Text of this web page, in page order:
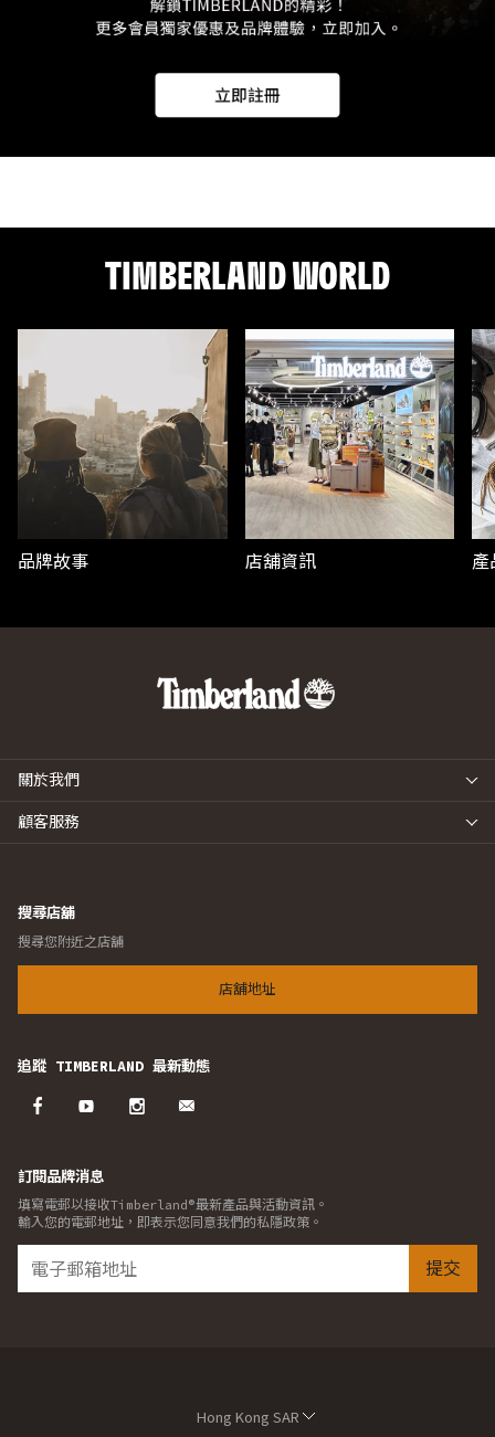
TIMBERLAND WORLD
品牌故事 店舖資訊 產
關於我們
顧客服務
搜尋店舖
搜尋您附近之店舖
店舖地址
追蹤 TIMBERLAND 最新動態
訂閱品牌消息
填寫電郵以接收Timberland®最新產品與活動資訊。
輸入您的電郵地址，即表示您同意我們的私隱政策。
提交
Hong Kong SAR